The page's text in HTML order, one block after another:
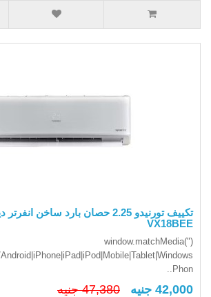
VX18BEE
(window.matchMedia("
Phon..
42,000 جنيه 47,380 جنيه